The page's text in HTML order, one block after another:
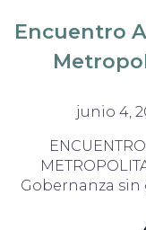
Encuentro
junio 4,
Gobernanza sin